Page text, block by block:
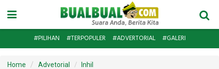
#PILIHAN #TERPOPULER #ADVERTORIAL #GALERI
Home Advetorial Inhil